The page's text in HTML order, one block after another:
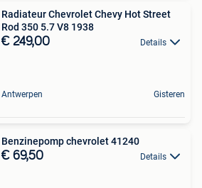
Radiateur Chevrolet Chevy Hot Street
Rod 350 5.7 V8 1938
€ 249,00 Details
Antwerpen Gisteren
Benzinepomp chevrolet 41240
€ 69,50 Details